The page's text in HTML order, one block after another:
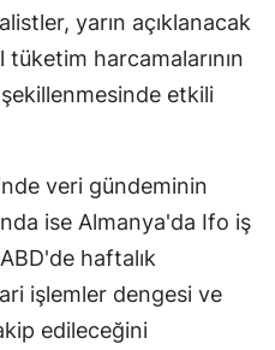
Kahramanmaraş
Mardin
Nevşehir
Niğde
yarın açıklanacak
harcamalarının
etkili
veri gündeminin
ise Almanya'da Ifo iş
haftalık
işlemler dengesi ve
edileceğini